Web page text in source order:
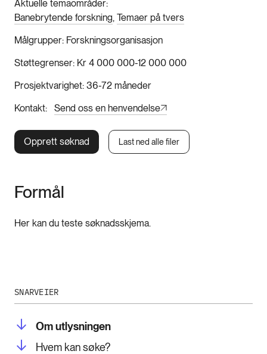
Aktuelle temaområder
Banebrytende forskning Temaer på tvers
Målgrupper Forskningsorganisasjon
Støttegrenser Kr 4 000 000-12 000 000
Prosjektvarighet 36-72 måneder
Kontakt
Send oss en henvendelse
Opprett søknad Last ned alle filer
Formål
Her kan du teste søknadsskjema.
SNARVEIER
Om utlysningen
Hvem kan søke?